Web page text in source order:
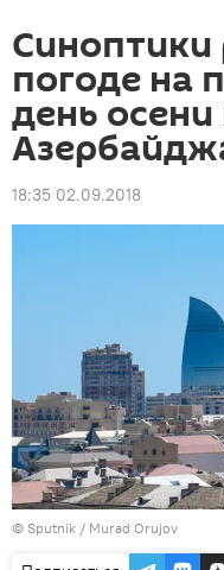
Синоптики
погоде на
день осени
18:35 02.09.2018
© Sputnik / Murad Orujov